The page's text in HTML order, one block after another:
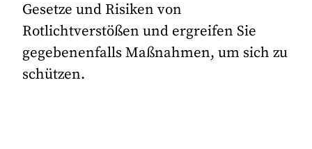
Gesetze und Risiken von
Rotlichtverstößen und ergreifen Sie
gegebenenfalls Maßnahmen, um sich zu
schützen.